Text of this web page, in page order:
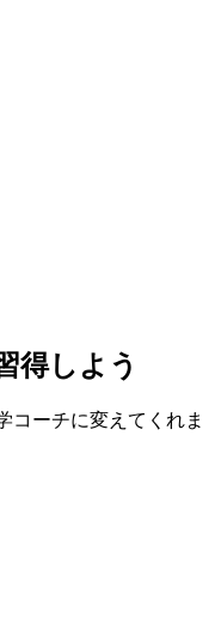
得しよう
コーチに変えてくれま